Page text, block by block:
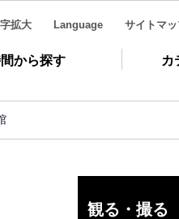
拡大 Language サイトマ
から探す カ
観る・撮る